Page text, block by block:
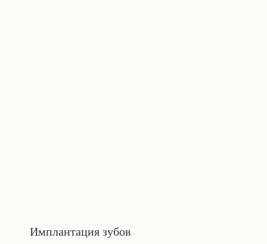
Имплантация зубов